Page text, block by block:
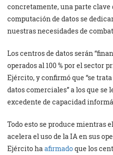
concretamente, una parte clave
computación de datos se
nuestras necesidades de
Los centros de datos serán
operados al 100 % por el sector
Ejército, y confirmó que “se
datos comerciales” a los que
excedente de capacidad
Todo esto se produce mientras
acelera el uso de la IA en sus
Ejército haafirmadoque los